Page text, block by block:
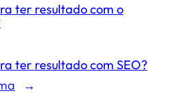
ter resultado com o
ter resultado com SEO?
→